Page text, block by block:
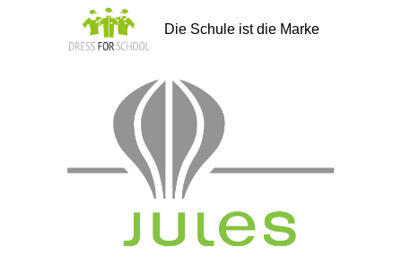
springen
Die Schule ist die Marke